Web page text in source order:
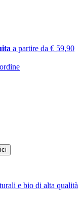
a partire da € 59,90
e bio di alta qualità